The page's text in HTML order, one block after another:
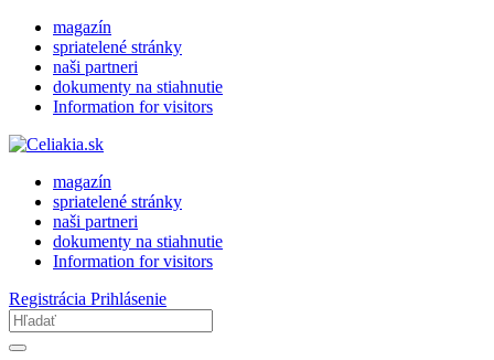
magazín
spriatelené stránky
naši partneri
dokumenty na stiahnutie
Information for visitors
magazín
spriatelené stránky
naši partneri
dokumenty na stiahnutie
Information for visitors
Registrácia Prihlásenie